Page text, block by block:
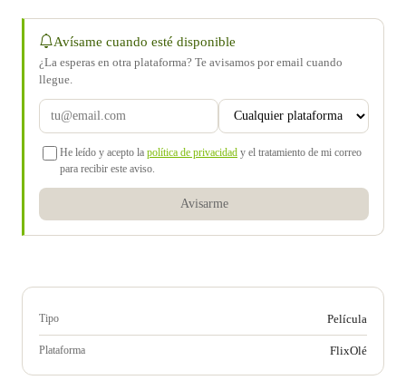
Avísame cuando esté disponible
¿La esperas en otra plataforma? Te avisamos por email cuando
llegue.
He leído y acepto la política de privacidad y el tratamiento de mi correo
para recibir este aviso.
Avisarme
Tipo Película
Plataforma FlixOlé